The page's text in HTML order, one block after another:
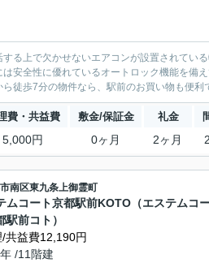
る上で欠かせないエアコンが設置されてい
安全性に優れているオートロック機能を備
徒歩7分の物件なら、駅前のお買い物も便
費・共益費 敷金/保証金 礼金
5,000円 0ヶ月 2ヶ月
南区東九条上御霊町
ムコート京都駅前KOTO（エステムコ
駅前コト）
共益費12,190円
/11階建